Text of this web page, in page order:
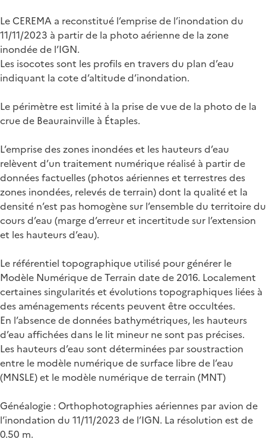
Le CEREMA a reconstitué l’emprise de l’inondation du
11/11/2023 à partir de la photo aérienne de la zone
inondée de l’IGN.
Les isocotes sont les profils en travers du plan d’eau
indiquant la cote d’altitude d’inondation.
Le périmètre est limité à la prise de vue de la photo de la
crue de Beaurainville à Étaples.
L’emprise des zones inondées et les hauteurs d’eau
relèvent d’un traitement numérique réalisé à partir de
données factuelles (photos aériennes et terrestres des
zones inondées, relevés de terrain) dont la qualité et la
densité n’est pas homogène sur l’ensemble du territoire du
cours d’eau (marge d’erreur et incertitude sur l’extension
et les hauteurs d’eau).
Le référentiel topographique utilisé pour générer le
Modèle Numérique de Terrain date de 2016. Localement
certaines singularités et évolutions topographiques liées à
des aménagements récents peuvent être occultées.
En l’absence de données bathymétriques, les hauteurs
d’eau affichées dans le lit mineur ne sont pas précises.
Les hauteurs d’eau sont déterminées par soustraction
entre le modèle numérique de surface libre de l’eau
(MNSLE) et le modèle numérique de terrain (MNT)
Généalogie : Orthophotographies aériennes par avion de
l’inondation du 11/11/2023 de l’IGN. La résolution est de
0.50 m.